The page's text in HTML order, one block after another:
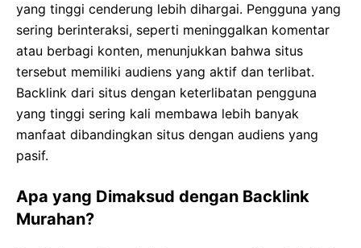
yang tinggi cenderung lebih dihargai. Pengguna yang
sering berinteraksi, seperti meninggalkan komentar
atau berbagi konten, menunjukkan bahwa situs
tersebut memiliki audiens yang aktif dan terlibat.
Backlink dari situs dengan keterlibatan pengguna
yang tinggi sering kali membawa lebih banyak
manfaat dibandingkan situs dengan audiens yang
pasif.
Apa yang Dimaksud dengan Backlink
Murahan?